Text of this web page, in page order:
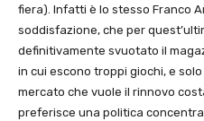
fiera). Infatti è lo stesso Franco
soddisfazione, che per
definitivamente svuotato il
in cui escono troppi giochi, e
mercato che vuole il rinnovo
preferisce una politica